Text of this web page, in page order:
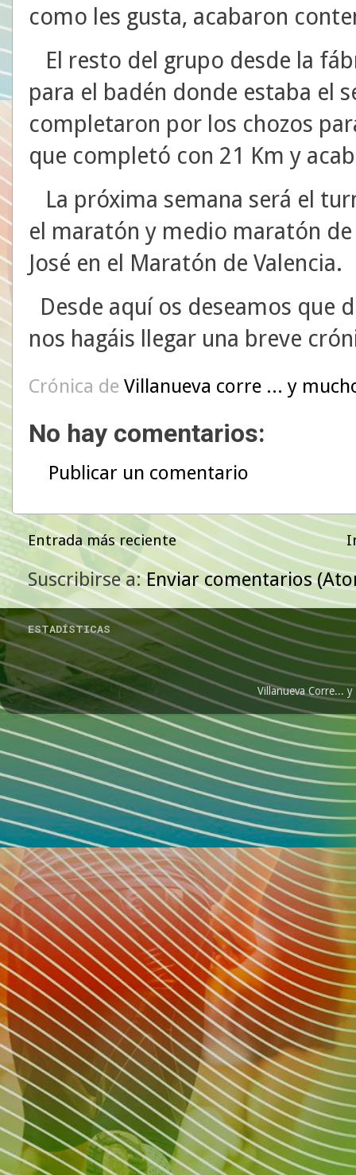
como les gusta, acabaron
El resto del grupo desde la
para el badén donde estaba el
completaron por los chozos
que completó con 21 Km y
La próxima semana será el
el maratón y medio maratón de
José en el Maratón de Valencia.
Desde aquí os deseamos que
nos hagáis llegar una breve
Crónica de Villanueva corre ... y
No hay comentarios:
Publicar un comentario
Entrada más reciente
Suscribirse a:Enviar comentarios
ESTADÍSTICAS
Villanueva Corre...